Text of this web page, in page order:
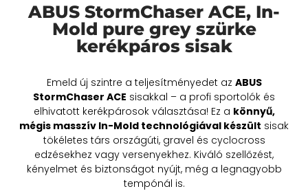
ABUS StormChaser ACE, In-
Mold pure grey szürke
kerékpáros sisak
Emeld új szintre a teljesítményedet az ABUS
StormChaser ACE sisakkal – a profi sportolók és
elhivatott kerékpárosok választása! Ez a könnyű,
mégis masszív In-Mold technológiával készült sisak
tökéletes társ országúti, gravel és cyclocross
edzésekhez vagy versenyekhez. Kiváló szellőzést,
kényelmet és biztonságot nyújt, még a legnagyobb
tempónál is.